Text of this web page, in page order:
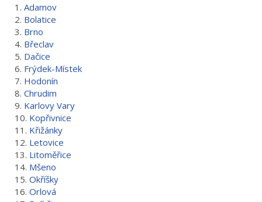
1. Adamov
2. Bolatice
3. Brno
4. Břeclav
5. Dačice
6. Frýdek-Místek
7. Hodonín
8. Chrudim
9. Karlovy Vary
10. Kopřivnice
11. Křižánky
12. Letovice
13. Litoměřice
14. Mšeno
15. Okříšky
16. Orlová